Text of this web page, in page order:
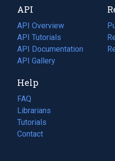
tab)
new
tab)
API
API Overview
API Tutorials
API Documentation
(opens
in
new
tab)
API Gallery
in
a
in
Help
FAQ
Librarians
Tutorials
Contact